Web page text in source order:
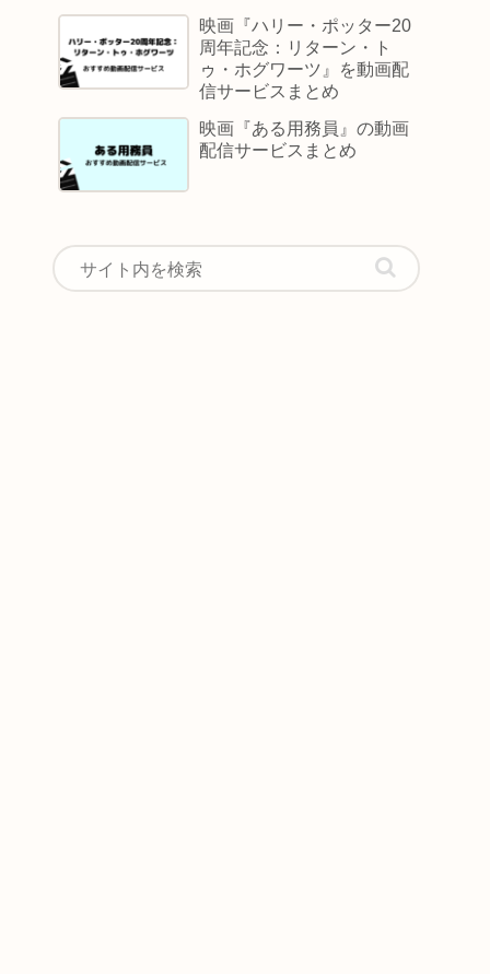
映画『ハリー・ポッター20
周年記念：リターン・ト
ゥ・ホグワーツ』を動画配
信サービスまとめ
映画『ある用務員』の動画
配信サービスまとめ